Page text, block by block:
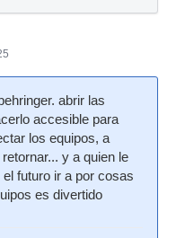
abrir las
accesible para
los equipos, a
y a quien le
futuro ir a por cosas
es divertido